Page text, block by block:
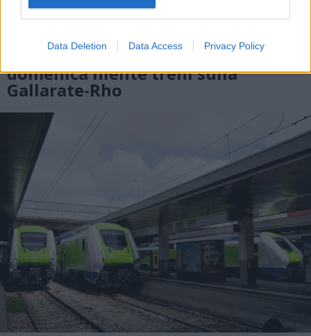
Data Deletion Data Access Privacy Policy
MOBILITÀ
Da sabato sera e per tutta
domenica niente treni sulla
Gallarate-Rho